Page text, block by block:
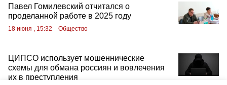
Павел Гомилевский отчитался о
проделанной работе в 2025 году
18 июня , 15:32 Общество
ЦИПСО использует мошеннические
схемы для обмана россиян и вовлечения
их в преступления